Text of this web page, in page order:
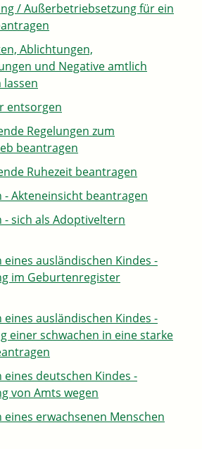
/ Außerbetriebsetzung für ein
Ablichtungen,
und Negative amtlich
lassen
entsorgen
Regelungen zum
beantragen
Ruhezeit beantragen
- Akteneinsicht beantragen
sich als Adoptiveltern
ausländischen Kindes -
im Geburtenregister
ausländischen Kindes -
einer schwachen in eine starke
deutschen Kindes -
von Amts wegen
erwachsenen Menschen